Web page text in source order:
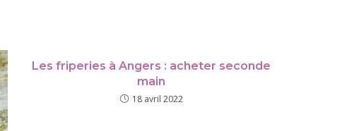
Les friperies à Angers : acheter seconde
main
18 avril 2022